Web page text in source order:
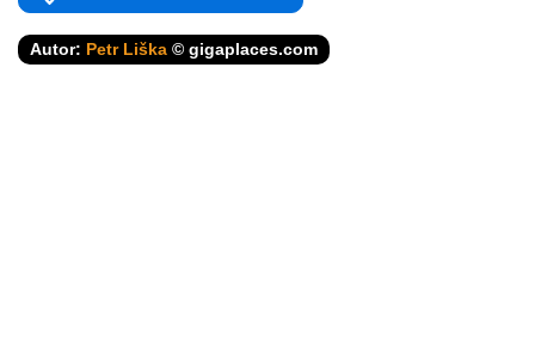
Autor: Petr Liška © gigaplaces.com